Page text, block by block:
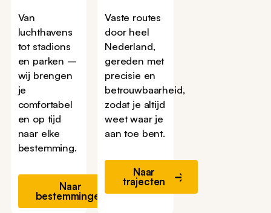
Van
luchthavens
tot stadions
en parken –
wij brengen
je
comfortabel
en op tijd
naar elke
bestemming.
Naar
bestemmingen
Vaste routes
door heel
Nederland,
gereden met
precisie en
betrouwbaarheid,
zodat je altijd
weet waar je
aan toe bent.
Naar
trajecten